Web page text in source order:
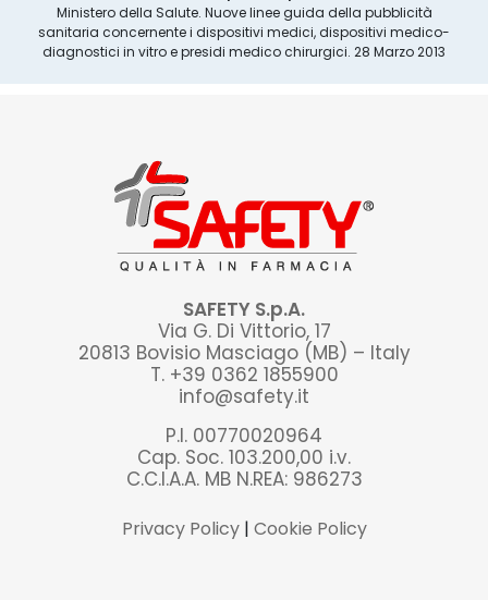
Ministero della Salute. Nuove linee guida della pubblicità
sanitaria concernente i dispositivi medici, dispositivi medico-
diagnostici in vitro e presidi medico chirurgici. 28 Marzo 2013
SAFETY S.p.A.
Via G. Di Vittorio, 17
20813 Bovisio Masciago (MB) – Italy
T. +39 0362 1855900
info@safety.it
P.I. 00770020964
Cap. Soc. 103.200,00 i.v.
C.C.I.A.A. MB N.REA: 986273
Privacy Policy| Cookie Policy